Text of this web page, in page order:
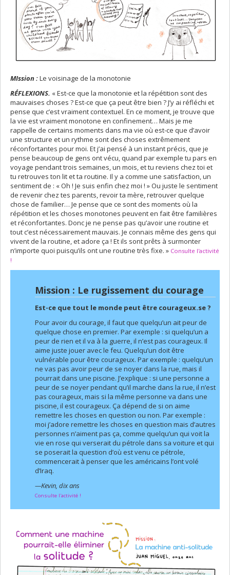
MIssion :Le voisinage de la monotonie
RÉFLEXIONS. « Est-ce que la monotonie et la répétition sont des
mauvaises choses ? Est-ce que ça peut être bien ? J’y ai réfléchi et
pense que c’est vraiment contextuel. En ce moment, je trouve que
la vie est vraiment monotone en confinement… Mais je me
rappelle de certains moments dans ma vie où est-ce que d’avoir
une structure et un rythme sont des choses extrêmement
réconfortantes pour moi. Et j’ai pensé à un instant précis, que je
pense beaucoup de gens ont vécu, quand par exemple tu pars en
voyage pendant trois semaines, un mois, et tu reviens chez toi et
tu retrouves ton lit et ta routine. Il y a comme une satisfaction, un
sentiment de : « Oh ! Je suis enfin chez moi ! » Ou juste le sentiment
de revenir chez tes parents, revoir ta mère, retrouver quelque
chose de familier… Je pense que ce sont des moments où la
répétition et les choses monotones peuvent en fait être familières
et réconfortantes. Donc je ne pense pas qu’avoir une routine et
tout c’est nécessairement mauvais. Je connais même des gens qui
vivent de la routine, et adore ça ! Et ils sont prêts à surmonter
n’importe quoi puisqu’ils ont une routine très fixe. » Consulte l'activité
!
Mission : Le rugissement du courage
Est-ce que tout le monde peut être courageux.se ?
Pour avoir du courage, il faut que quelqu’un ait peur de
quelque chose en premier. Par exemple : si quelqu’un a
peur de rien et il va à la guerre, il n’est pas courageux. Il
aime juste jouer avec le feu. Quelqu’un doit être
vulnérable pour être courageux. Par exemple : quelqu’un
ne vas pas avoir peur de se noyer dans la rue, mais il
pourrait dans une piscine. J’explique : si une personne a
peur de se noyer pendant qu’il marche dans la rue, il n’est
pas courageux, mais si la même personne va dans une
piscine, il est courageux. Ça dépend de si on aime
remettre les choses en question ou non. Par exemple :
moi j’adore remettre les choses en question mais d’autres
personnes n’aiment pas ça, comme quelqu’un qui voit la
vie en rose qui verserait du pétrole dans sa voiture et qui
se poserait la question d’où est venu ce pétrole,
commencerait à penser que les américains l’ont volé
d’Iraq.
—Kevin, dix ans
Consulte l'activité !